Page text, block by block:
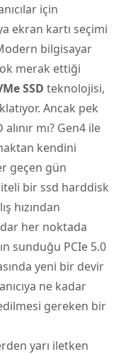
için
ekran kartı seçimi
bilgisayar
merak ettiği
SSD teknolojisi,
Ancak pek
mı? Gen4 ile
kendini
geçen gün
birssd harddisk
hızından
her noktada
sunduğu PCIe 5.0
yeni bir devir
ne kadar
gereken bir
yarı iletken